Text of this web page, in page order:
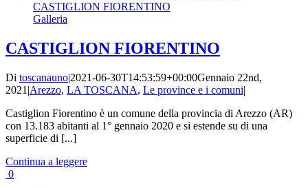
CASTIGLION FIORENTINO
Galleria
CASTIGLION FIORENTINO
Di toscanauno|2021-06-30T14:53:59+00:00Gennaio 22nd,
2021 |Arezzo, LA TOSCANA, Le province e i comuni|
Castiglion Fiorentino è un comune della provincia di Arezzo (AR)
con 13.183 abitanti al 1° gennaio 2020 e si estende su di una
superficie di [...]
Continua a leggere
0